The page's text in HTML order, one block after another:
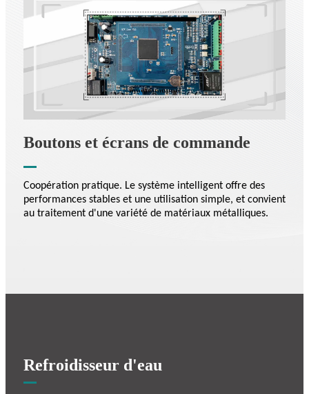
Boutons et écrans de commande
Coopération pratique. Le système intelligent offre des
performances stables et une utilisation simple, et convient
au traitement d'une variété de matériaux métalliques.
Refroidisseur d'eau